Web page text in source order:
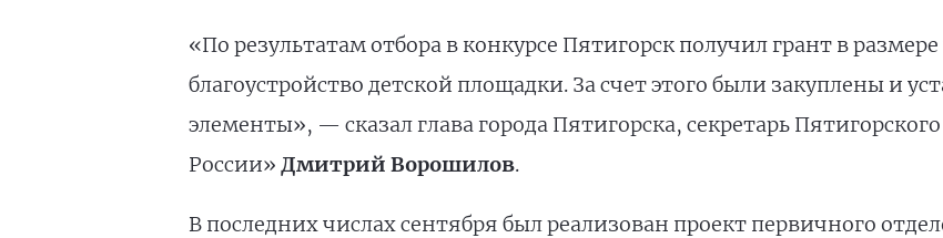
«По результатам отбора в конкурсе Пятигорск получил грант в
благоустройство детской площадки. За счет этого были закуплены и
элементы», — сказал глава города Пятигорска, секретарь
России» Дмитрий Ворошилов.
В последних числах сентября был реализован проект первичного